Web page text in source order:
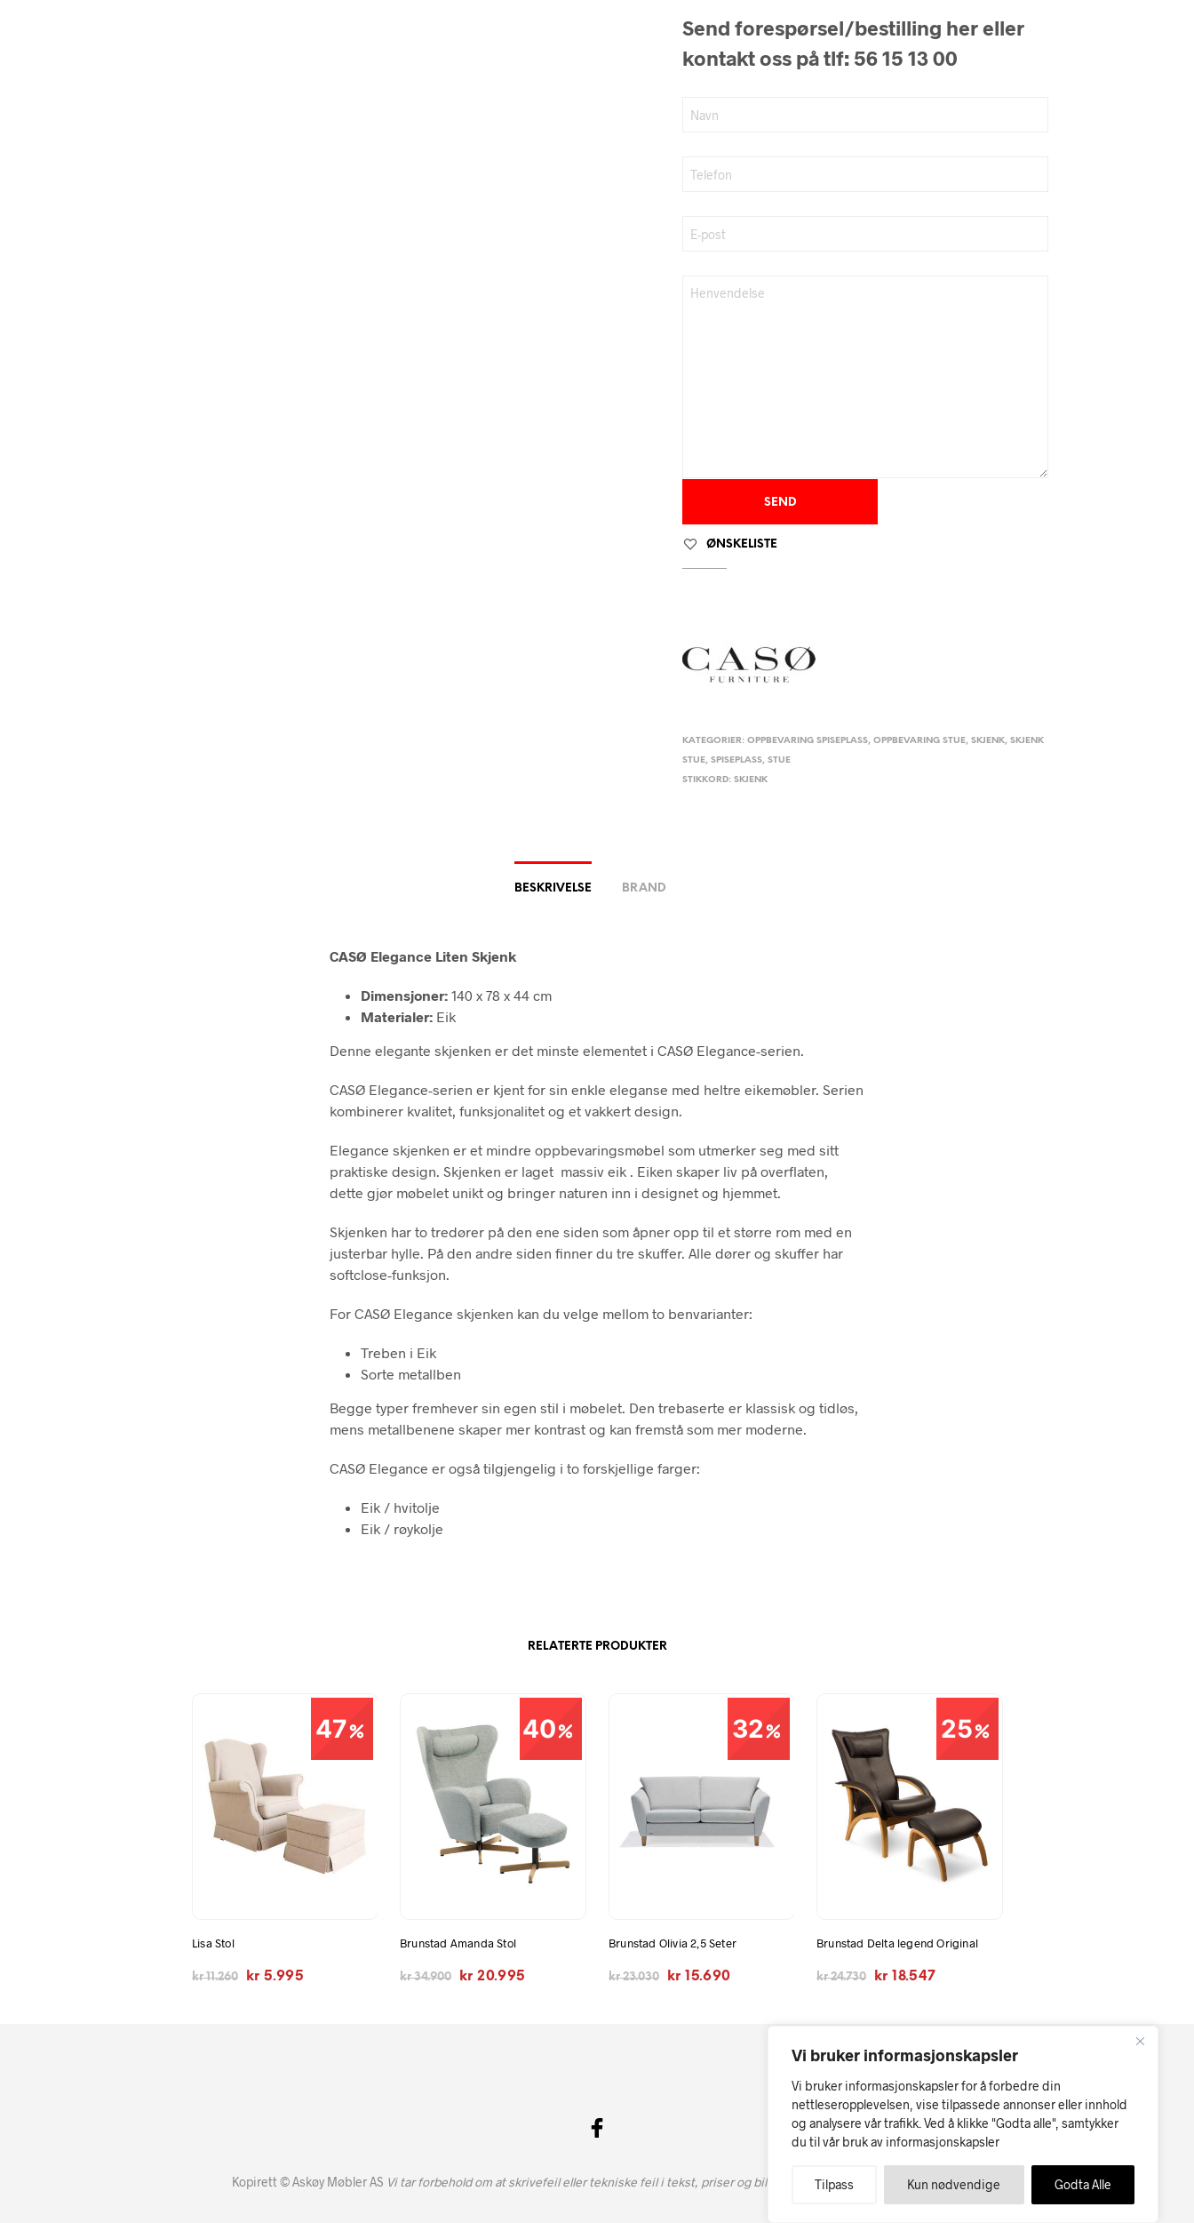
Vi bruker informasjonskapsler
Vi bruker informasjonskapsler for å forbedre din
nettleseropplevelsen, vise tilpassede annonser eller innhold
og analysere vår trafikk. Ved å klikke "Godta alle", samtykker
du til vår bruk av informasjonskapsler
Tilpass Kun nødvendige Godta Alle
Send forespørsel/bestilling her eller
kontakt oss på tlf: 56 15 13 00
ØNSKELISTE
KATEGORIER:OPPBEVARING SPISEPLASS,OPPBEVARING STUE,SKJENK,SKJENK
STUE,SPISEPLASS,STUE
STIKKORD:SKJENK
BESKRIVELSE BRAND
CASØ Elegance Liten Skjenk
Dimensjoner: 140 x 78 x 44 cm
Materialer: Eik
Denne elegante skjenken er det minste elementet i CASØ Elegance-serien.
CASØ Elegance-serien er kjent for sin enkle eleganse med heltre eikemøbler. Serien
kombinerer kvalitet, funksjonalitet og et vakkert design.
Elegance skjenken er et mindre oppbevaringsmøbel som utmerker seg med sitt
praktiske design. Skjenken er laget massiv eik . Eiken skaper liv på overflaten,
dette gjør møbelet unikt og bringer naturen inn i designet og hjemmet.
Skjenken har to tredører på den ene siden som åpner opp til et større rom med en
justerbar hylle. På den andre siden finner du tre skuffer. Alle dører og skuffer har
softclose-funksjon.
For CASØ Elegance skjenken kan du velge mellom to benvarianter:
Treben i Eik
Sorte metallben
Begge typer fremhever sin egen stil i møbelet. Den trebaserte er klassisk og tidløs,
mens metallbenene skaper mer kontrast og kan fremstå som mer moderne.
CASØ Elegance er også tilgjengelig i to forskjellige farger:
Eik / hvitolje
Eik / røykolje
RELATERTE PRODUKTER
47
Lisa Stol
kr11.260
Opprinnelig
kr 5.995Nåværende
40
Brunstad Amanda Stol
kr34.900
Opprinnelig
kr 20.995
32
Brunstad Olivia 2,5 Seter
kr23.030
Opprinnelig
kr 15.690Nåværende
kr 15.690.
25
Brunstad Delta legend Original
kr24.730
Opprinnelig
kr 18.547Nåværende
Kopirett © Askøy Møbler AS Vi tar forbehold om at skrivefeil eller tekniske feil i tekst, priser og bilder kan forekomme. Møbler på nett